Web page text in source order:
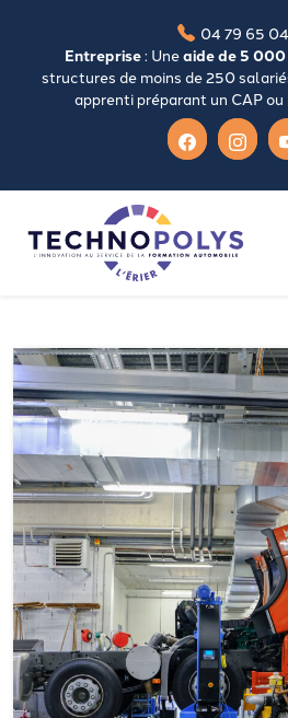
04 79 65
Entreprise: Uneaide de 5
structures de moins de 250
apprenti préparant un CAP